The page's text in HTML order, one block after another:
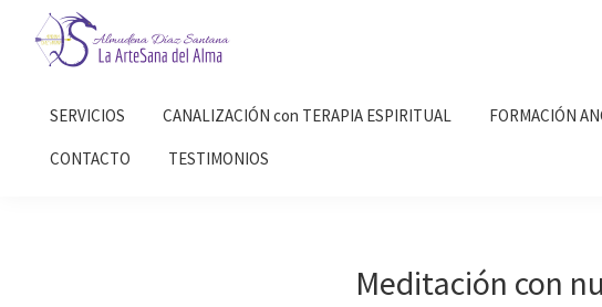
Saltar
navegación
Saltar
principal
Díaz
Santana
Artesana
del
SERVICIOS CANALIZACIÓN con TERAPIA ESPIRITUAL FORMACIÓN
CONTACTO TESTIMONIOS
Meditación con